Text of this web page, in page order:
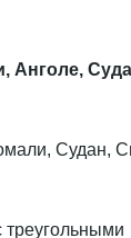
Судан,